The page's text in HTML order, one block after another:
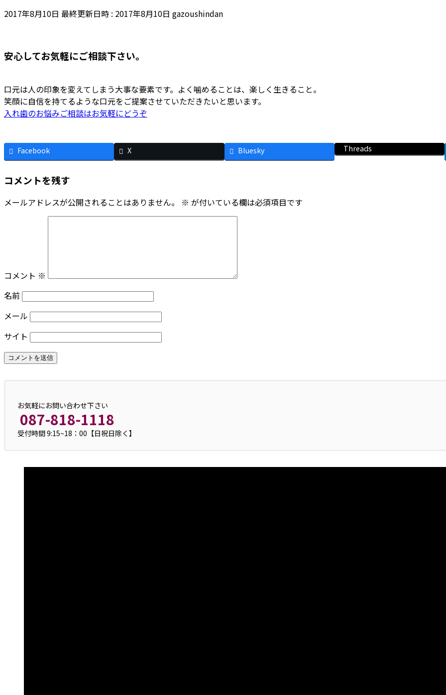
2017年8月10日 最終更新日時 : 2017年8月10日 gazoushindan
安心してお気軽にご相談下さい。
口元は人の印象を変えてしまう大事な要素です。よく噛めることは、楽しく生きること。
笑顔に自信を持てるような口元をご提案させていただきたいと思います。
入れ歯のお悩みご相談はお気軽にどうぞ
Facebook X Bluesky Threads
コメントを残す
メールアドレスが公開されることはありません。 ※ が付いている欄は必須項目です
コメント ※
名前
メール
サイト
お気軽にお問い合わせ下さい
087-818-1118
受付時間 9:15~18：00【日祝日除く】